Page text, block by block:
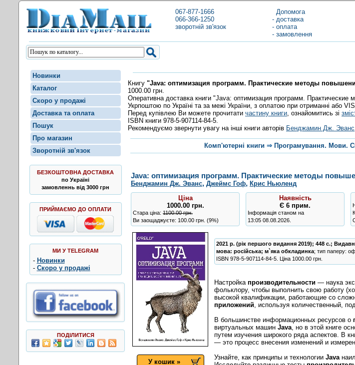
067-877-1666
066-366-1250
зворотній зв'язок
Допомога
- доставка
- оплата
- замовлення
Новинки
Каталог
Скоро у продажі
Доставка та оплата
Пошук
Про магазин
Зворотній зв'язок
БЕЗКОШТОВНА ДОСТАВКА
по Україні
замовленнь від 3000 грн
ПРИЙМАЄМО ДО ОПЛАТИ
МИ У TELEGRAM
- Новинки
- Скоро у продажі
ПОДІЛИТИСЯ
Книгу "Java: оптимизация программ. Практические методы
1000.00 грн.
Оперативна доставка книги "Java: оптимизация программ.
Укрпоштою по Україні та за межі України, з оплатою при отриманні або
Перед купівлею Ви можете прочитати частину книги , ознайомитись зі
ISBN книги 978-5-907114-84-5.
Рекомендуємо звернути увагу на інші книги авторів Бенджамин Дж. Эванс
Комп'ютерні книги ⇒ Програмування. Мови.
Java: оптимизация программ. Практические методы
Бенджамин Дж. Эванс, Джеймс Гоф, Крис Ньюленд
Ціна
1000.00 грн.
Стара ціна: 1100.00 грн.
Ви заощаджуєте: 100.00 грн. (9%)
Наявність
Є 6 прим.
Інформація станом на
13:05 08.08.2026.
У кошик »
2021 р. (рік першого видання 2019); 448 с.;
мова: російська; м`яка обкладинка; тип паперу:
ISBN 978-5-907114-84-5 Ціна 1000.00 грн.
Настройка производительности — наука
фольклору, чтобы выполнить свою работу
высокой квалификации, работающие со
приложений, используя количественный,
В большинстве информационных ресурсов о
виртуальных машин Java, но в этой книге
путем изучения широкого ряда аспектов. В
— это процесс внесения изменений и
Узнайте, как принципы и технологии Java